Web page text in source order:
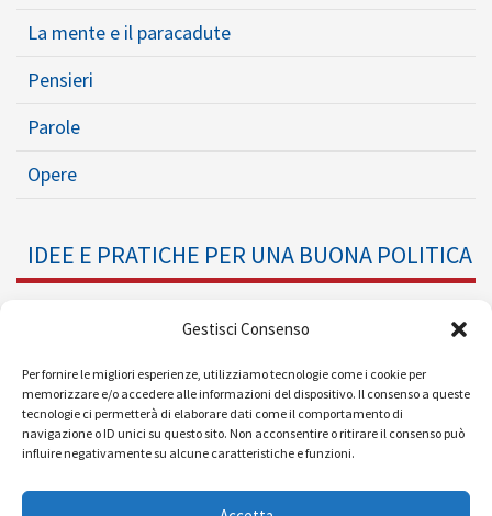
Gestisci Consenso
Per fornire le migliori esperienze, utilizziamo tecnologie come i cookie per
memorizzare e/o accedere alle informazioni del dispositivo. Il consenso a queste
tecnologie ci permetterà di elaborare dati come il comportamento di
navigazione o ID unici su questo sito. Non acconsentire o ritirare il consenso può
influire negativamente su alcune caratteristiche e funzioni.
La mente e il paracadute
Pensieri
Parole
Opere
IDEE E PRATICHE PER UNA BUONA POLITICA
Formazione Politica
Eventi